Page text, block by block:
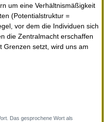
um eine Verhältnismäßigkeit
(Potentialstruktur =
vor dem die Individuen sich
die Zentralmacht erschaffen
Grenzen setzt, wird uns am
Das gesprochene Wort als